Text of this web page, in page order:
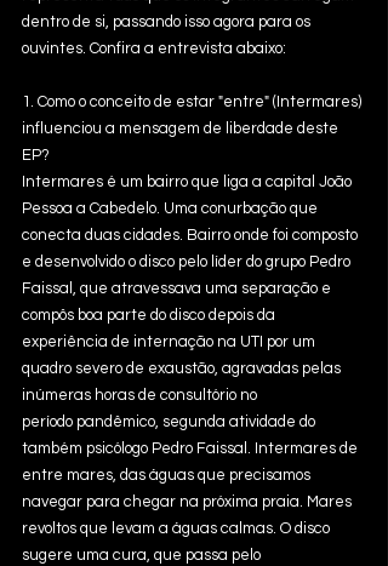
dentro de si, passando isso agora para os
ouvintes. Confira a entrevista abaixo:
1. Como o conceito de estar "entre" (Intermares)
influenciou a mensagem de liberdade deste
EP?
Intermares é um bairro que liga a capital João
Pessoa a Cabedelo. Uma conurbação que
conecta duas cidades. Bairro onde foi composto
e desenvolvido o disco pelo líder do grupo Pedro
Faissal, que atravessava uma separação e
compôs boa parte do disco depois da
experiência de internação na UTI por um
quadro severo de exaustão, agravadas pelas
inúmeras horas de consultório no
período pandêmico, segunda atividade do
também psicólogo Pedro Faissal. Intermares de
entre mares, das águas que precisamos
navegar para chegar na próxima praia. Mares
revoltos que levam a águas calmas. O disco
sugere uma cura, que passa pelo